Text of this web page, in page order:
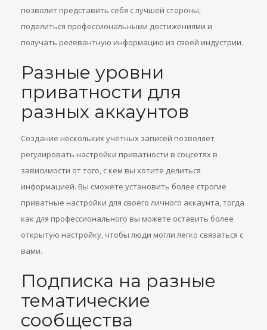
позволит представить себя с лучшей стороны,
поделиться профессиональными достижениями и
получать релевантную информацию из своей индустрии.
Разные уровни
приватности для
разных аккаунтов
Создание нескольких учетных записей позволяет
регулировать настройки приватности в соцсетях в
зависимости от того, с кем вы хотите делиться
информацией. Вы сможете установить более строгие
приватные настройки для своего личного аккаунта, тогда
как для профессионального вы можете оставить более
открытую настройку, чтобы люди могли легко связаться с
вами.
Подписка на разные
тематические
сообщества